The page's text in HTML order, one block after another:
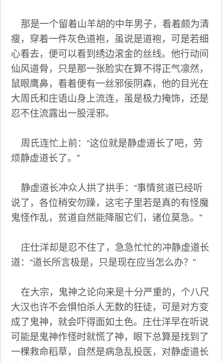
那是一个留着山羊胡的中年男子，看着颇为清
瘦，穿着一件灰色道袍，虽说是道袍，可是若细
心看去，便可以看到绣边滚金的丝线。他行动间
仙风道骨，只是那一张脸实在算不得正气凛然，
鼠眼鹰鼻，看着便有一丝邪佞阴森，他的目光在
大周氏和庄语山身上流连，虽是极力掩饰，还是
忍不住流露出一股淫邪。
周氏连忙上前：“这位就是静虚道长了吧，劳
烦静虚道长了。”
静虚道长冲众人拱了拱手：“事情贫道已经听
说了，各位稍安勿躁，这宅子里若是真的有怪魔
鬼怪作乱，贫道自然能降服它们，诸位莫急。”
庄仕洋却是忍不住了，急急忙忙的冲静虚道长
道：“道长所言极是，只是现在应当怎么办？”
在大宗，鬼神之论向来是十分严重的，个八尺
大汉也许不会惧怕杀人无数的狂徒，可是对方变
成了鬼神，就会吓得面如土色。庄仕洋早在听说
可能是鬼神作怪时就慌了神，眼下总算是找到了
一棵救命稻草，自然是病急乱投医，对静虚道长